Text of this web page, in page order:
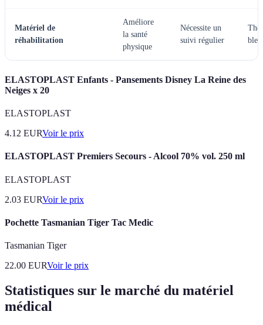
Matériel de
réhabilitation
Améliore
la santé
physique
Nécessite un
suivi régulier
ELASTOPLAST Enfants - Pansements Disney La Reine des
Neiges x 20
ELASTOPLAST
4.12 EURVoir le prix
ELASTOPLAST Premiers Secours - Alcool 70% vol. 250 ml
ELASTOPLAST
2.03 EURVoir le prix
Pochette Tasmanian Tiger Tac Medic
Tasmanian Tiger
22.00 EURVoir le prix
Statistiques sur le marché du matériel
médical